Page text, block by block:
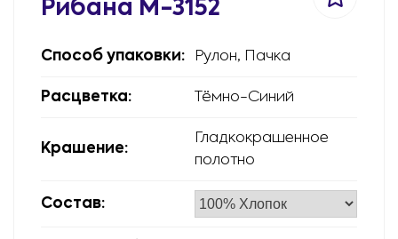
Рибана М-3152
Способ упаковки: Рулон, Пачка
Расцветка: Тёмно-Синий
Крашение:
Гладкокрашенное
полотно
Состав: